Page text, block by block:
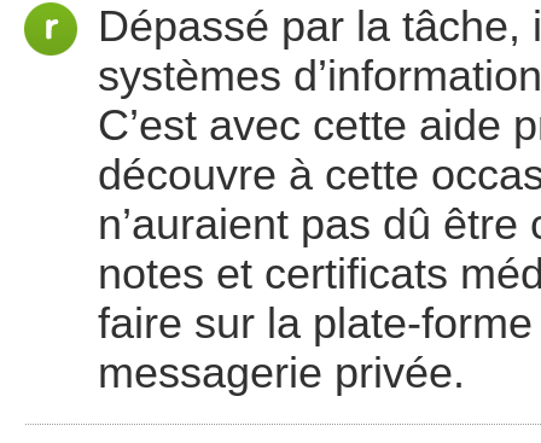
Dépassé par la
systèmes
C’est avec cette aide
découvre à cette
n’auraient pas dû
notes et certificats
faire sur la plate-
messagerie privée.